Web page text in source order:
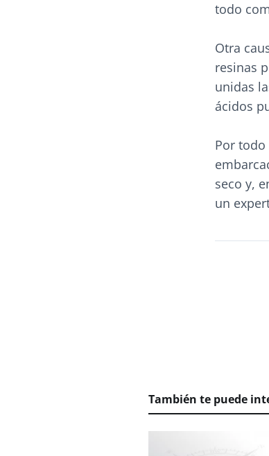
todo
Otra
resinas
unidas
ácidos
Por
seco y,
un
También te puede